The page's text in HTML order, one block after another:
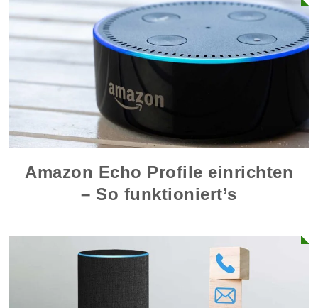
Amazon Echo Profile einrichten
– So funktioniert’s